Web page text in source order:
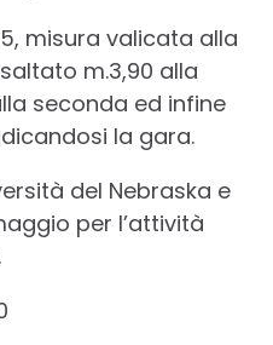
misura valicata alla
m.3,90 alla
seconda ed infine
la gara.
del Nebraska e
per l’attività